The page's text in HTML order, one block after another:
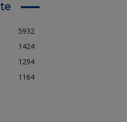
5932
1424
1294
1164